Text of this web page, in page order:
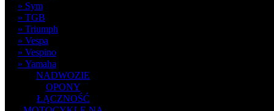
» Sym
» TGB
» Triumph
» Vespa
» Vespino
» Yamaha
NADWOZIE
OPONY
ŁĄCZNOŚĆ